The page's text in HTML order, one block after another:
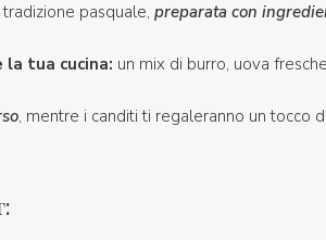
pasquale, preparata con
la tua cucina: un mix di burro, uova
, mentre i canditi ti regaleranno un tocco